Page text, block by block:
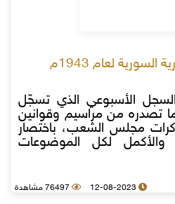
لعام 1943م
الأسبوعي الذي تسجّل
تصدره من مراسيم وقوانين
مجلس الشعب، باختصار
لكل الموضوعات
12-08-2023 76497 مشاهدة